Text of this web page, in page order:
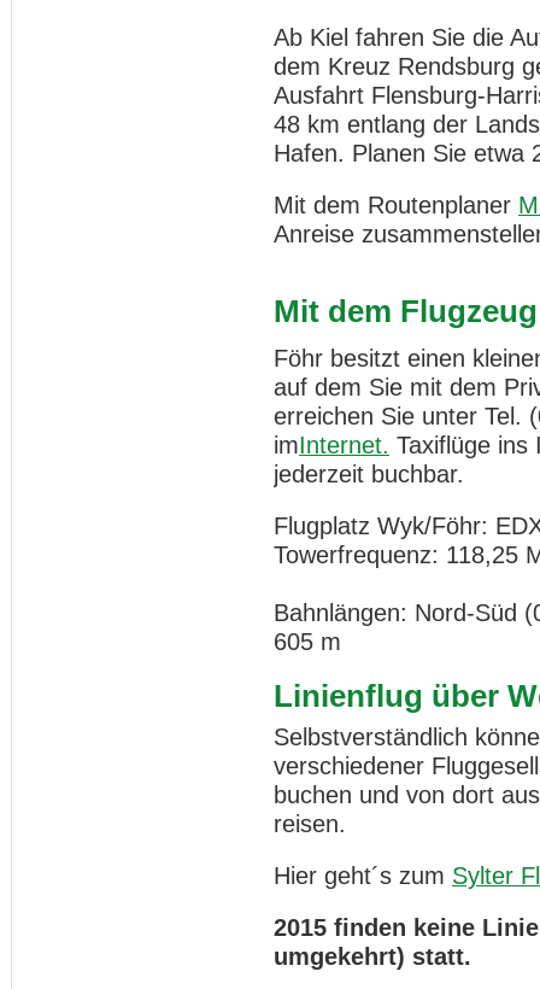
Ab Kiel fahren Sie die
dem Kreuz Rendsburg
Ausfahrt Flensburg-
48 km entlang der
Hafen. Planen Sie
Mit dem Routenplaner
Anreise
Mit dem
Föhr besitzt einen
auf dem Sie mit dem
erreichen Sie unter Tel.
imInternet. Taxiflüge ins
jederzeit buchbar.
Flugplatz Wyk/Föhr:
Towerfrequenz: 118,25
Bahnlängen: Nord-Süd
605 m
Linienflug über
Selbstverständlich
verschiedener
buchen und von dort
reisen.
Hier geht´s zum Sylter
2015 finden keine
umgekehrt) statt.